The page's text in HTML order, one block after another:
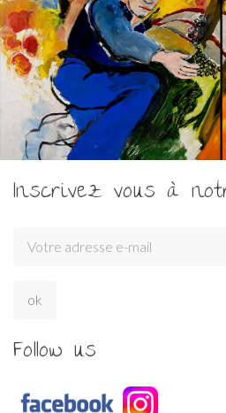
Inscrivez vous à
Follow us